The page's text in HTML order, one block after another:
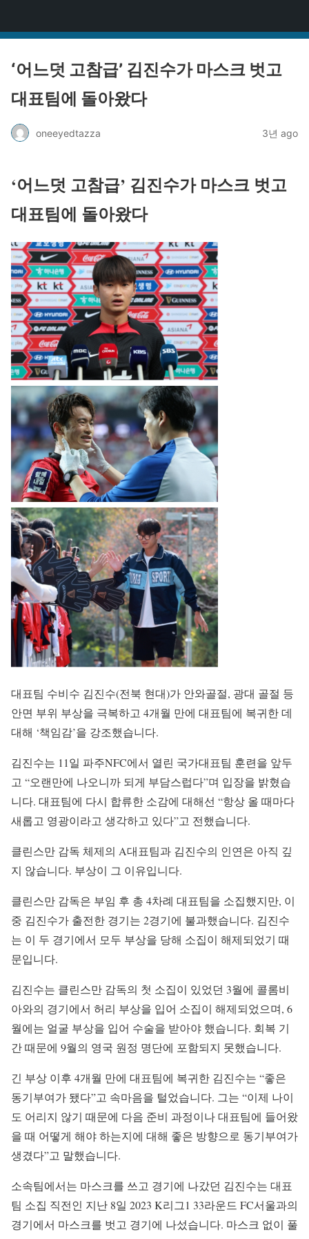
‘어느덧 고참급’ 김진수가 마스크 벗고
대표팀에 돌아왔다
oneeyedtazza 3년 ago
‘어느덧 고참급’ 김진수가 마스크 벗고
대표팀에 돌아왔다
대표팀 수비수 김진수(전북 현대)가 안와골절, 광대 골절 등
안면 부위 부상을 극복하고 4개월 만에 대표팀에 복귀한 데
대해 ‘책임감’을 강조했습니다.
김진수는 11일 파주NFC에서 열린 국가대표팀 훈련을 앞두
고 “오랜만에 나오니까 되게 부담스럽다”며 입장을 밝혔습
니다. 대표팀에 다시 합류한 소감에 대해선 “항상 올 때마다
새롭고 영광이라고 생각하고 있다”고 전했습니다.
클린스만 감독 체제의 A대표팀과 김진수의 인연은 아직 깊
지 않습니다. 부상이 그 이유입니다.
클린스만 감독은 부임 후 총 4차례 대표팀을 소집했지만, 이
중 김진수가 출전한 경기는 2경기에 불과했습니다. 김진수
는 이 두 경기에서 모두 부상을 당해 소집이 해제되었기 때
문입니다.
김진수는 클린스만 감독의 첫 소집이 있었던 3월에 콜롬비
아와의 경기에서 허리 부상을 입어 소집이 해제되었으며, 6
월에는 얼굴 부상을 입어 수술을 받아야 했습니다. 회복 기
간 때문에 9월의 영국 원정 명단에 포함되지 못했습니다.
긴 부상 이후 4개월 만에 대표팀에 복귀한 김진수는 “좋은
동기부여가 됐다”고 속마음을 털었습니다. 그는 “이제 나이
도 어리지 않기 때문에 다음 준비 과정이나 대표팀에 들어왔
을 때 어떻게 해야 하는지에 대해 좋은 방향으로 동기부여가
생겼다”고 말했습니다.
소속팀에서는 마스크를 쓰고 경기에 나갔던 김진수는 대표
팀 소집 직전인 지난 8일 2023 K리그1 33라운드 FC서울과의
경기에서 마스크를 벗고 경기에 나섰습니다. 마스크 없이 풀